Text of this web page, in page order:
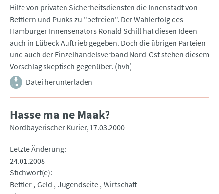
Hilfe von privaten Sicherheitsdiensten die Innenstadt von
Bettlern und Punks zu "befreien". Der Wahlerfolg des
Hamburger Innensenators Ronald Schill hat diesen Ideen
auch in Lübeck Auftrieb gegeben. Doch die übrigen Parteien
und auch der Einzelhandelsverband Nord-Ost stehen diesem
Vorschlag skeptisch gegenüber. (hvh)
Datei herunterladen
Hasse ma ne Maak?
Nordbayerischer Kurier 17.03.2000
Letzte Änderung
24.01.2008
Stichwort(e)
Bettler Geld Jugendseite Wirtschaft